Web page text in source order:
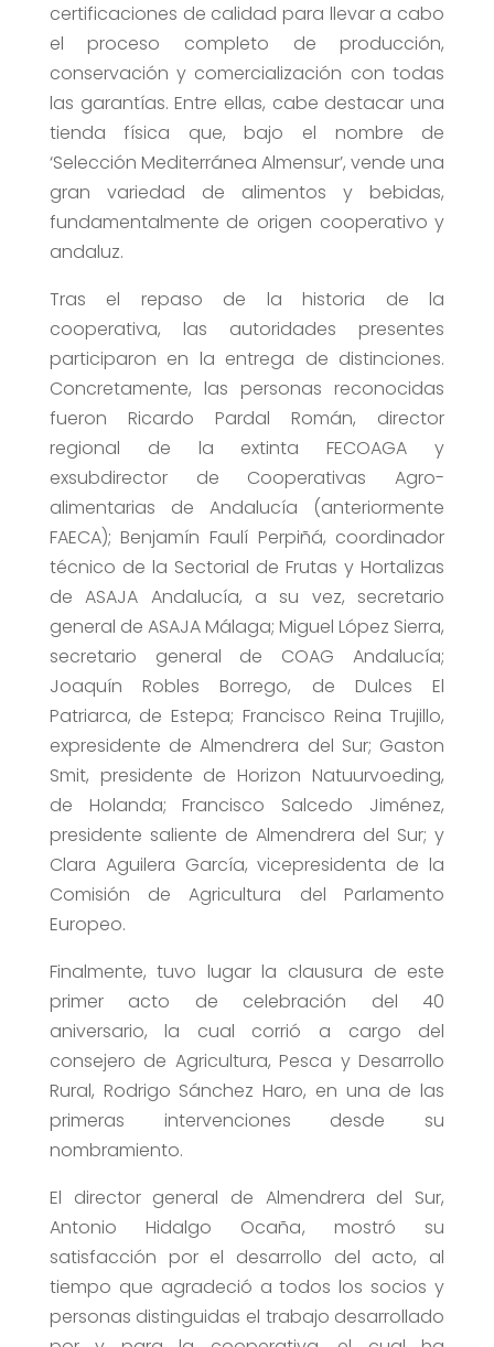
certificaciones de calidad para llevar a cabo
el proceso completo de producción,
conservación y comercialización con todas
las garantías. Entre ellas, cabe destacar una
tienda física que, bajo el nombre de
‘Selección Mediterránea Almensur’, vende una
gran variedad de alimentos y bebidas,
fundamentalmente de origen cooperativo y
andaluz.
Tras el repaso de la historia de la
cooperativa, las autoridades presentes
participaron en la entrega de distinciones.
Concretamente, las personas reconocidas
fueron Ricardo Pardal Román, director
regional de la extinta FECOAGA y
exsubdirector de Cooperativas Agro-
alimentarias de Andalucía (anteriormente
FAECA); Benjamín Faulí Perpiñá, coordinador
técnico de la Sectorial de Frutas y Hortalizas
de ASAJA Andalucía, a su vez, secretario
general de ASAJA Málaga; Miguel López Sierra,
secretario general de COAG Andalucía;
Joaquín Robles Borrego, de Dulces El
Patriarca, de Estepa; Francisco Reina Trujillo,
expresidente de Almendrera del Sur; Gaston
Smit, presidente de Horizon Natuurvoeding,
de Holanda; Francisco Salcedo Jiménez,
presidente saliente de Almendrera del Sur; y
Clara Aguilera García, vicepresidenta de la
Comisión de Agricultura del Parlamento
Europeo.
Finalmente, tuvo lugar la clausura de este
primer acto de celebración del 40
aniversario, la cual corrió a cargo del
consejero de Agricultura, Pesca y Desarrollo
Rural, Rodrigo Sánchez Haro, en una de las
primeras intervenciones desde su
nombramiento.
El director general de Almendrera del Sur,
Antonio Hidalgo Ocaña, mostró su
satisfacción por el desarrollo del acto, al
tiempo que agradeció a todos los socios y
personas distinguidas el trabajo desarrollado